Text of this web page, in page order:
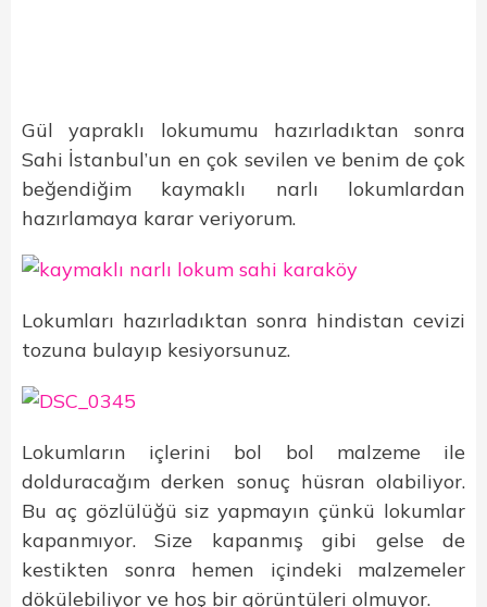
Gül yapraklı lokumumu hazırladıktan sonra
Sahi İstanbul’un en çok sevilen ve benim de çok
beğendiğim kaymaklı narlı lokumlardan
hazırlamaya karar veriyorum.
Lokumları hazırladıktan sonra hindistan cevizi
tozuna bulayıp kesiyorsunuz.
Lokumların içlerini bol bol malzeme ile
dolduracağım derken sonuç hüsran olabiliyor.
Bu aç gözlülüğü siz yapmayın çünkü lokumlar
kapanmıyor. Size kapanmış gibi gelse de
kestikten sonra hemen içindeki malzemeler
dökülebiliyor ve hoş bir görüntüleri olmuyor.